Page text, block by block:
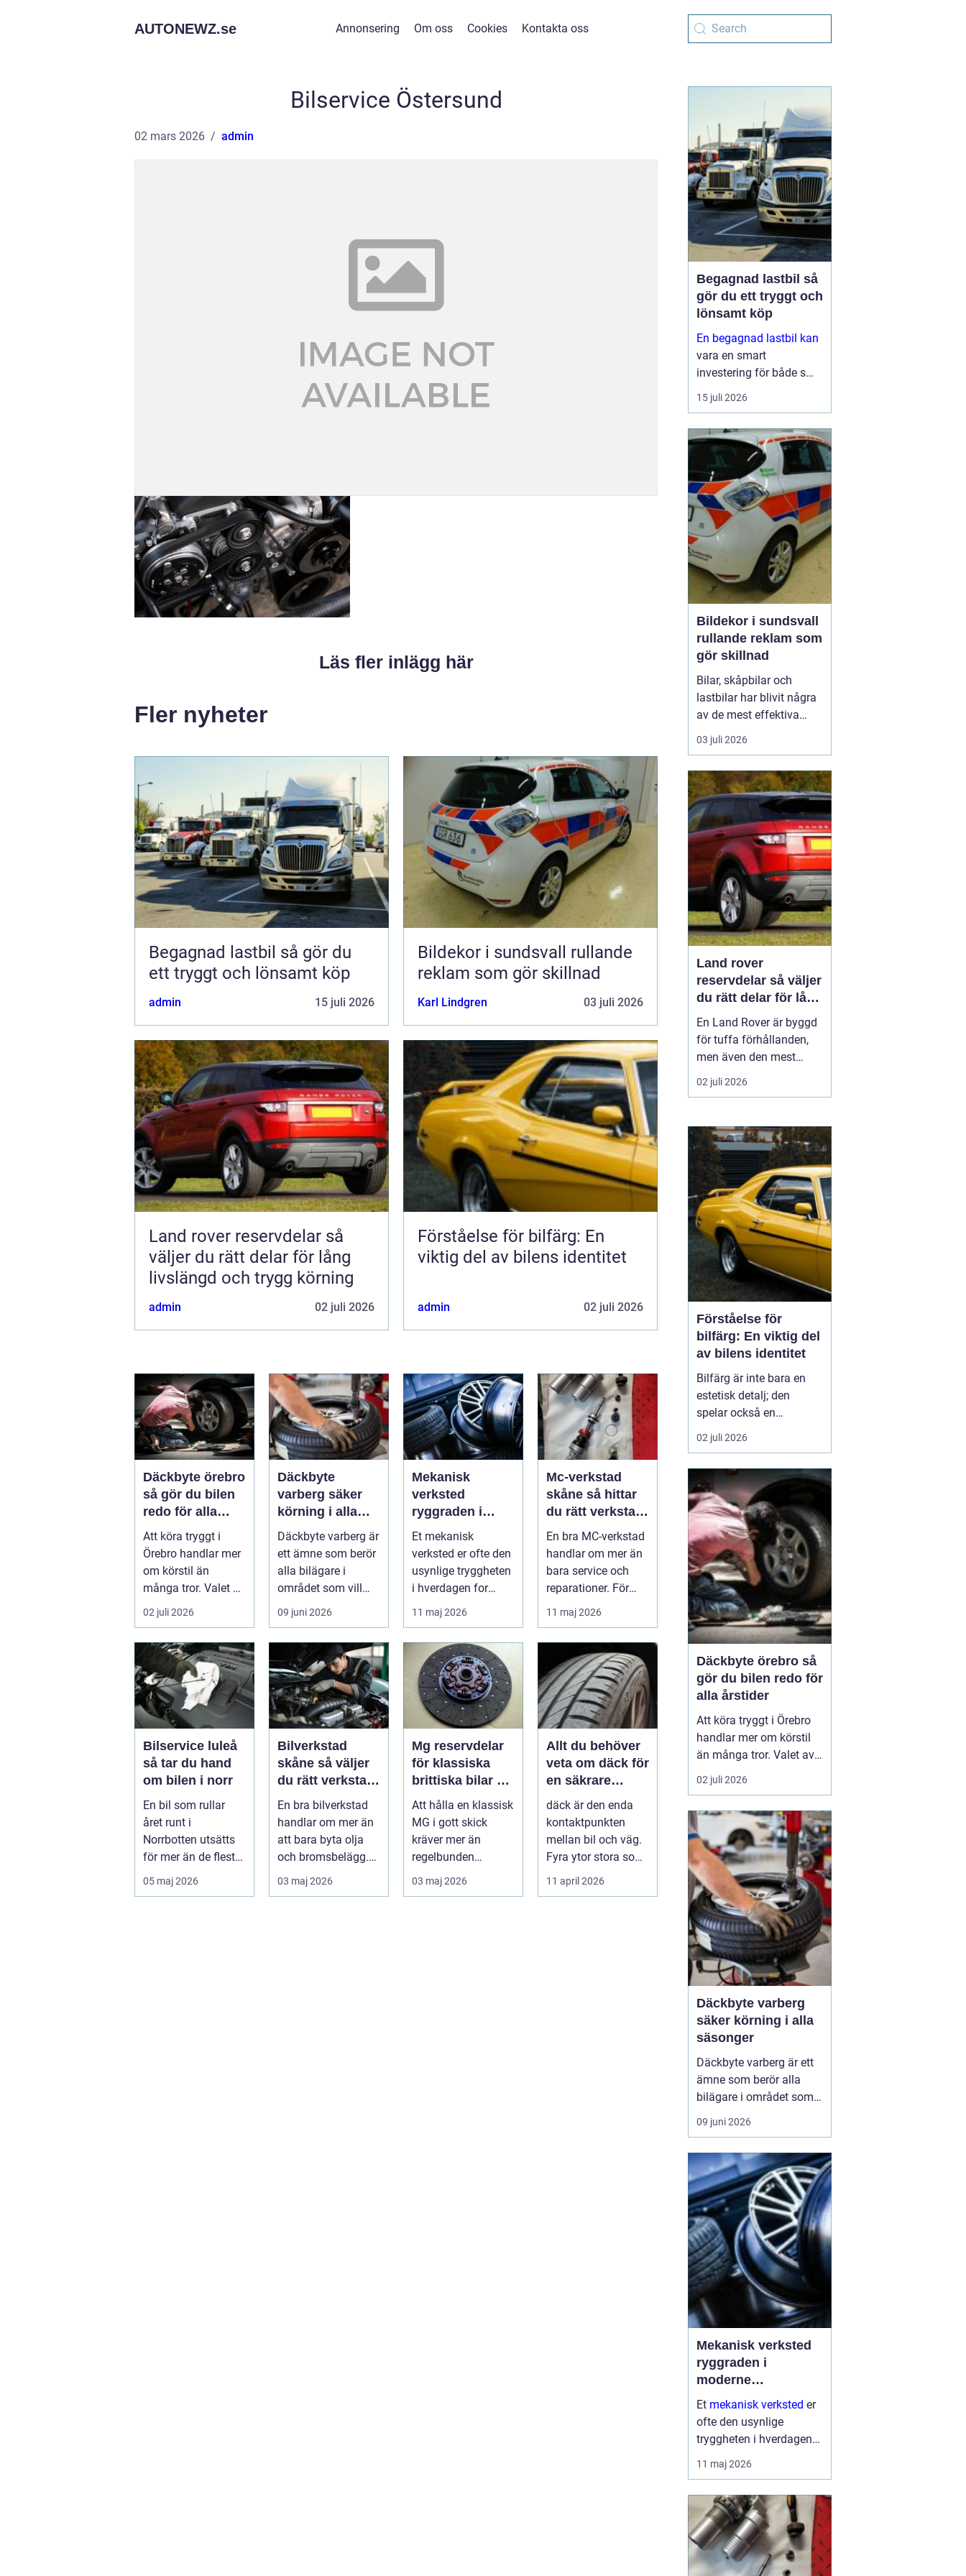
AUTONEWZ.se Annonsering Om oss Cookies Kontakta oss
Bilservice Östersund
02 mars 2026 admin
Läs fler inlägg här
Fler nyheter
Begagnad lastbil så gör du
ett tryggt och lönsamt köp
admin 15 juli 2026
Bildekor i sundsvall rullande
reklam som gör skillnad
Karl Lindgren 03 juli 2026
Land rover reservdelar så
väljer du rätt delar för lång
livslängd och trygg körning
admin 02 juli 2026
Förståelse för bilfärg: En
viktig del av bilens identitet
admin 02 juli 2026
Däckbyte örebro
så gör du bilen
redo för alla
årstider
Att köra tryggt i
Örebro handlar mer
om körstil än
många tror. Valet av
däck, när de byts
och hur de...
02 juli 2026
Däckbyte
varberg säker
körning i alla
säsonger
Däckbyte varberg är
ett ämne som berör
alla bilägare i
området som vill
köra säkert året om.
När väd...
09 juni 2026
Mekanisk
verksted
ryggraden i
moderne
maskinpark
Et mekanisk
verksted er ofte den
usynlige tryggheten
i hverdagen for
både næringsliv og
privatperson...
11 maj 2026
Mc-verkstad
skåne så hittar
du rätt verkstad
för din
motorcykel
En bra MC-verkstad
handlar om mer än
bara service och
reparationer. För
många förare i
Skåne är verk...
11 maj 2026
Bilservice luleå
så tar du hand
om bilen i norr
En bil som rullar
året runt i
Norrbotten utsätts
för mer än de flesta
fordon i övriga
landet. Kyla, ...
05 maj 2026
Bilverkstad
skåne så väljer
du rätt verkstad
för din bil
En bra bilverkstad
handlar om mer än
att bara byta olja
och bromsbelägg.
För många är bilen
avgörand...
03 maj 2026
Mg reservdelar
för klassiska
brittiska bilar så
hittar du rätt
delar
Att hålla en klassisk
MG i gott skick
kräver mer än
regelbunden
service. Ägaren
behöver också ha
03 maj 2026
Allt du behöver
veta om däck för
en säkrare
bilresa
däck är den enda
kontaktpunkten
mellan bil och väg.
Fyra ytor stora som
fyra handflator
avgör bromss...
11 april 2026
Begagnad lastbil så
gör du ett tryggt och
lönsamt köp
En begagnad lastbil kan
vara en smart
investering för både små
och stora företag. Du får
ofta mycket kapacitet
leveranstid och en bil
som redan visat vad den
går för i vardagen.
Sam...
15 juli 2026
Bildekor i sundsvall
rullande reklam som
gör skillnad
Bilar, skåpbilar och
lastbilar har blivit några
av de mest effektiva
reklampelarna vi har i
vardagen. En
att ett företag syns
överallt där fordonet rör
sig på E4:an, inne i
centrum, på
industriområdet eller
utanför kundens en...
03 juli 2026
Land rover
reservdelar så väljer
du rätt delar för lång
livslängd och trygg
körning
En Land Rover är byggd
för tuffa förhållanden,
men även den mest
robusta bilen slits med
tiden. Bromsar,
packningar och
elektronik påverkas av år
av vardagskörning,
terräng och vägsalt. För
att bilen ska behålla sin
styrka och säkerh...
02 juli 2026
Förståelse för
bilfärg: En viktig del
av bilens identitet
Bilfärg är inte bara en
estetisk detalj; den
spelar också en
avgörande roll för bilens
övergripande identitet
bilfärgen kan påverka
hur en bil uppfattas,
stärka dess mär...
02 juli 2026
Däckbyte örebro så
gör du bilen redo för
alla årstider
Att köra tryggt i Örebro
handlar mer om körstil
än många tror. Valet av
däck, när de byts och hur
de monteras spelar en
säkerheten. Vädret i
Närke skiftar snabbt,
med kalla vintrar, blöta
vårvägar och varma
sommardagar. För den
som...
02 juli 2026
Däckbyte varberg
säker körning i alla
säsonger
Däckbyte varberg är ett
ämne som berör alla
bilägare i området som
vill köra säkert året om.
När vädret skiftar mellan
vintervägar och torra
sommarvägar behöver
däcken alltid vara
anpassade för
underlaget. Ett
genomtänkt däckby...
09 juni 2026
Mekanisk verksted
ryggraden i
moderne
maskinpark
Et mekanisk verksted er
ofte den usynlige
tryggheten i hverdagen
for både næringsliv og
privatpersoner. Når
produksjon stanser eller
en gravemaskin står fast
på et anlegg, er ve...
11 maj 2026